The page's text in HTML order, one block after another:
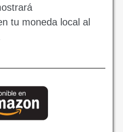
tu moneda local al